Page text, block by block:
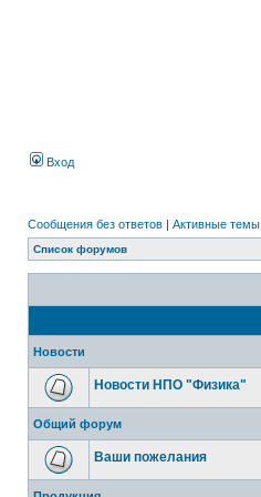
Вход
Сообщения без ответов | Активные темы
Список форумов
Новости
Новости НПО "Физика"
Общий форум
Ваши пожелания